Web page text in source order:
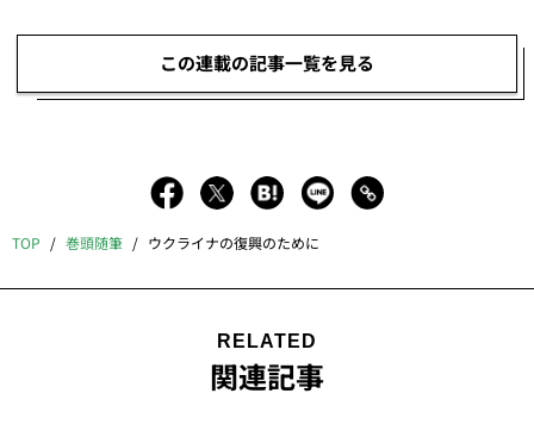
この連載の記事一覧を見る
TOP 巻頭随筆 ウクライナの復興のために
RELATED
関連記事